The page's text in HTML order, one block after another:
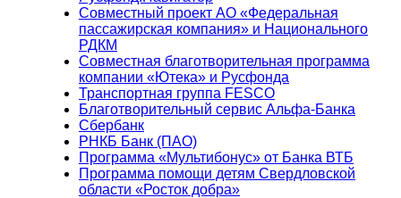
Совместный проект АО «Федеральная
пассажирская компания» и Национального
РДКМ
Совместная благотворительная программа
компании «Ютека» и Русфонда
Транспортная группа FESCO
Благотворительный сервис Альфа-Банка
Сбербанк
РНКБ Банк (ПАО)
Программа «Мультибонус» от Банка ВТБ
Программа помощи детям Свердловской
области «Росток добра»